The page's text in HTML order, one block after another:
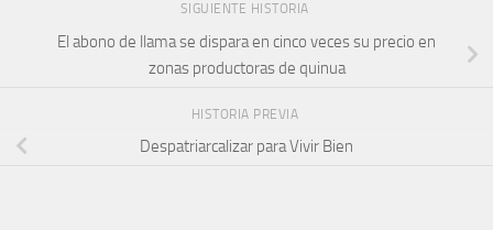
SIGUIENTE HISTORIA
El abono de llama se dispara en cinco veces su precio en
zonas productoras de quinua
HISTORIA PREVIA
Despatriarcalizar para Vivir Bien